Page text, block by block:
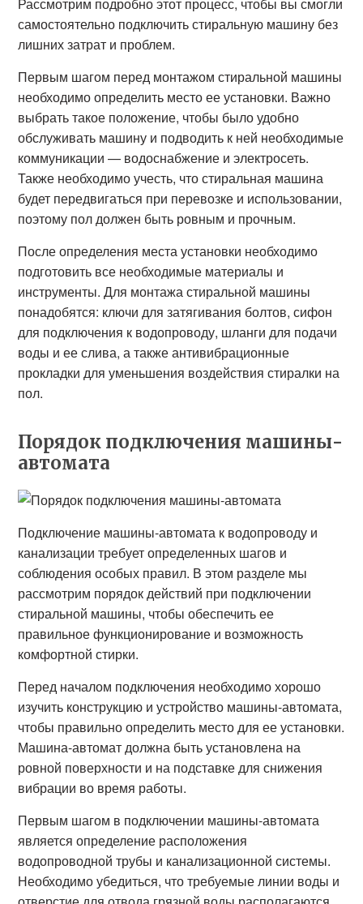
самостоятельно подключить стиральную машину без
лишних затрат и проблем.
Первым шагом перед монтажом стиральной машины
необходимо определить место ее установки. Важно
выбрать такое положение, чтобы было удобно
обслуживать машину и подводить к ней необходимые
коммуникации — водоснабжение и электросеть.
Также необходимо учесть, что стиральная машина
будет передвигаться при перевозке и использовании,
поэтому пол должен быть ровным и прочным.
После определения места установки необходимо
подготовить все необходимые материалы и
инструменты. Для монтажа стиральной машины
понадобятся: ключи для затягивания болтов, сифон
для подключения к водопроводу, шланги для подачи
воды и ее слива, а также антивибрационные
прокладки для уменьшения воздействия стиралки на
пол.
Порядок подключения машины-
автомата
Подключение машины-автомата к водопроводу и
канализации требует определенных шагов и
соблюдения особых правил. В этом разделе мы
рассмотрим порядок действий при подключении
стиральной машины, чтобы обеспечить ее
правильное функционирование и возможность
комфортной стирки.
Перед началом подключения необходимо хорошо
изучить конструкцию и устройство машины-автомата,
чтобы правильно определить место для ее установки.
Машина-автомат должна быть установлена на
ровной поверхности и на подставке для снижения
вибрации во время работы.
Первым шагом в подключении машины-автомата
является определение расположения
водопроводной трубы и канализационной системы.
Необходимо убедиться, что требуемые линии воды и